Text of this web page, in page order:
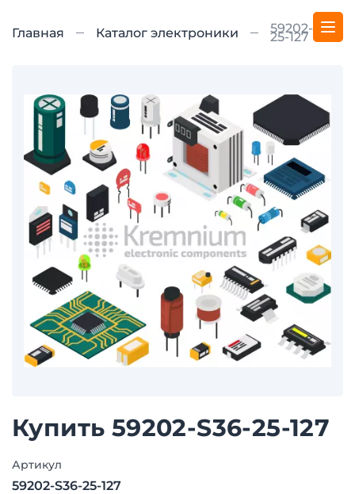
Главная Каталог электроники 59202-S36-
25-127
Купить 59202-S36-25-127
Артикул
59202-S36-25-127